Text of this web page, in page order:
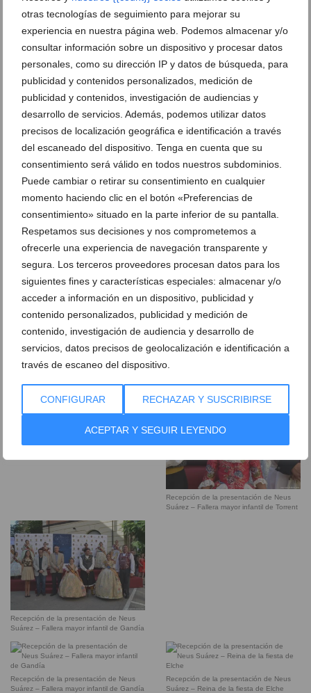
otras tecnologías de seguimiento para mejorar su
experiencia en nuestra página web. Podemos almacenar y/o
consultar información sobre un dispositivo y procesar datos
personales, como su dirección IP y datos de búsqueda, para
publicidad y contenidos personalizados, medición de
publicidad y contenidos, investigación de audiencias y
desarrollo de servicios. Además, podemos utilizar datos
precisos de localización geográfica e identificación a través
del escaneado del dispositivo. Tenga en cuenta que su
consentimiento será válido en todos nuestros subdominios.
Puede cambiar o retirar su consentimiento en cualquier
momento haciendo clic en el botón «Preferencias de
consentimiento» situado en la parte inferior de su pantalla.
Respetamos sus decisiones y nos comprometemos a
ofrecerle una experiencia de navegación transparente y
segura. Los terceros proveedores procesan datos para los
siguientes fines y características especiales: almacenar y/o
acceder a información en un dispositivo, publicidad y
contenido personalizados, publicidad y medición de
contenido, investigación de audiencia y desarrollo de
servicios, datos precisos de geolocalización e identificación a
través de escaneo del dispositivo.
CONFIGURAR RECHAZAR Y SUSCRIBIRSE
ACEPTAR Y SEGUIR LEYENDO
Recepción de la presentación de Neus
Suárez – Cargos infantiles falla Camp
Roig
Recepción de la presentación de Neus
Suárez – Cargos infantiles falla Centro
Suárez – Carla Vinaroz
Suárez – Carla Vinaroz
Recepción de la presentación de Neus
Recepción de la presentación de Neus
Suárez – Bellea del Foc Infantil de
Alicante
Recepción de la presentación de Neus
Alicante
Recepción de la presentación de Neus
Vicent del Raspeig
Recepción de la presentación de Neus
Suárez – Fallera mayor infantil de Torrent
Recepción de la presentación de Neus
Suárez – Fallera mayor infantil de Gandía
Recepción de la presentación de Neus
Suárez – Fallera mayor infantil de Gandía
Recepción de la presentación de Neus
Suárez – Reina de la fiesta de Elche